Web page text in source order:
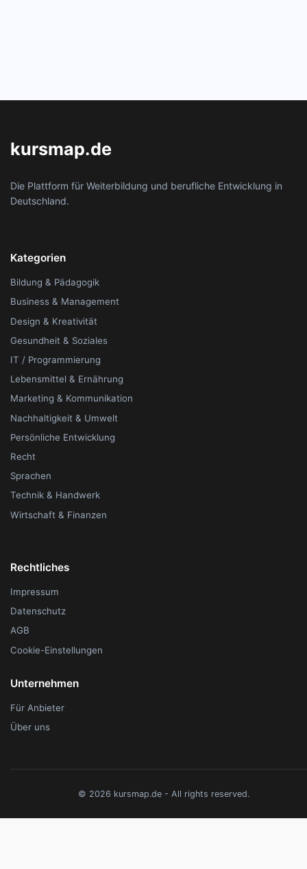
kursmap.de
Die Plattform für Weiterbildung und berufliche Entwicklung in
Deutschland.
Kategorien
Bildung & Pädagogik
Business & Management
Design & Kreativität
Gesundheit & Soziales
IT / Programmierung
Lebensmittel & Ernährung
Marketing & Kommunikation
Nachhaltigkeit & Umwelt
Persönliche Entwicklung
Recht
Sprachen
Technik & Handwerk
Wirtschaft & Finanzen
Rechtliches
Impressum
Datenschutz
AGB
Cookie-Einstellungen
Unternehmen
Für Anbieter
Über uns
© 2026 kursmap.de - All rights reserved.